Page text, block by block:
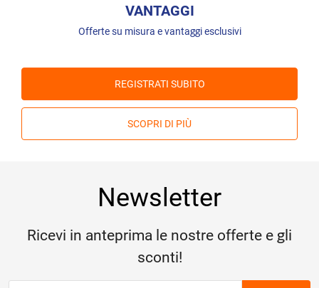
VANTAGGI
Offerte su misura e vantaggi esclusivi
REGISTRATI SUBITO
SCOPRI DI PIÙ
Newsletter
Ricevi in anteprima le nostre offerte e gli
sconti!